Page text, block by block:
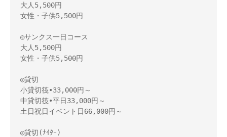
大人5,500円
女性・子供5,500円
◎サンクス一日コース
大人5,500円
女性・子供5,500円
◎貸切
小貸切筏•33,000円～
中貸切筏•平日33,000円～
土日祝日イベント日66,000円～
◎貸切(ﾅｲﾀｰ)